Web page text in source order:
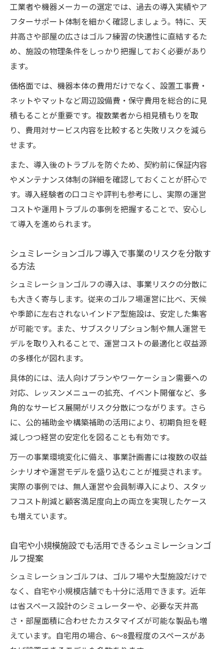
工業者や機器メーカーの選定では、過去の導入実績やア
フターサポート体制を細かく確認しましょう。特に、天
井高さや部屋の広さはゴルフ練習の快適性に直結するた
め、施設の物理条件をしっかり把握しておく必要があり
ます。
価格面では、機器本体の費用だけでなく、設置工事費・
ネットやマットなど周辺設備費・保守費用を総合的に見
積もることが重要です。複数業者から相見積もりを取
り、費用対サービス内容を比較すると失敗リスクを減ら
せます。
また、導入後のトラブルを防ぐため、契約前に保証内容
やメンテナンス体制の詳細を確認しておくことが肝心で
す。導入経験者の口コミや評判も参考にし、実際の運営
コストや運用トラブルの事例を把握することで、安心し
て導入を進められます。
シュミレーションゴルフ導入で事業のリスクを分散す
る方法
シュミレーションゴルフの導入は、事業リスクの分散に
も大きく寄与します。従来のゴルフ場運営に比べ、天候
や季節に左右されないインドア型施設は、安定した集客
が可能です。また、サブスクリプション制や無人運営モ
デルを取り入れることで、運営コストの最適化と収益源
の多様化が図れます。
具体的には、法人向けプランやワーケーション需要への
対応、レッスンメニューの拡充、イベント開催など、多
角的なサービス展開がリスク分散につながります。さら
に、公的補助金や構築補助の活用により、初期負担を軽
減しつつ経営の安定化を図ることも有効です。
万一の事業環境変化に備え、事業計画書には複数の収益
シナリオや運営モデルを盛り込むことが推奨されます。
実際の事例では、無人運営や会員制導入により、スタッ
フコスト削減と顧客満足度向上の両立を実現したケース
も増えています。
自宅や小規模施設でも活用できるシュミレーションゴ
ルフ提案
シュミレーションゴルフは、ゴルフ場や大型施設だけで
なく、自宅や小規模店舗でも十分に活用できます。近年
は省スペース設計のシミュレーターや、必要な天井高
さ・部屋面積に合わせたカスタマイズが可能な製品も増
えています。自宅用の場合、6〜8畳程度のスペースがあ